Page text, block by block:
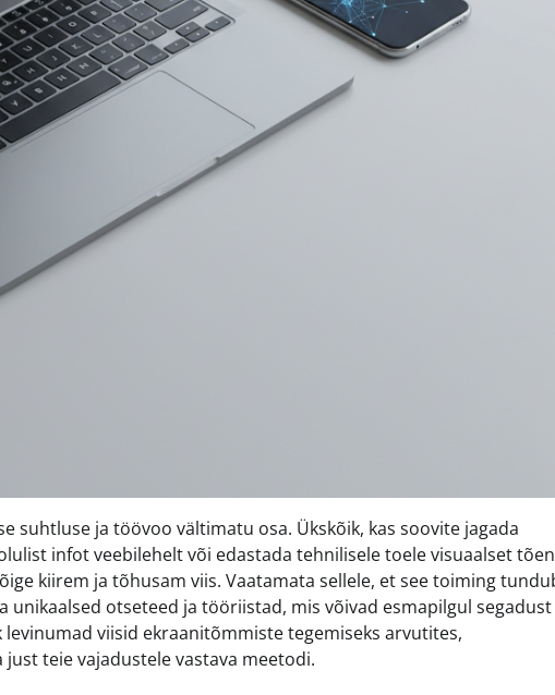
suhtluse ja töövoo vältimatu osa. Ükskõik, kas soovite jagada
infot veebilehelt või edastada tehnilisele toele visuaalset
kiirem ja tõhusam viis. Vaatamata sellele, et see toiming
otseteed ja tööriistad, mis võivad esmapilgul segadust
viisid ekraanitõmmiste tegemiseks arvutites,
teie vajadustele vastava meetodi.